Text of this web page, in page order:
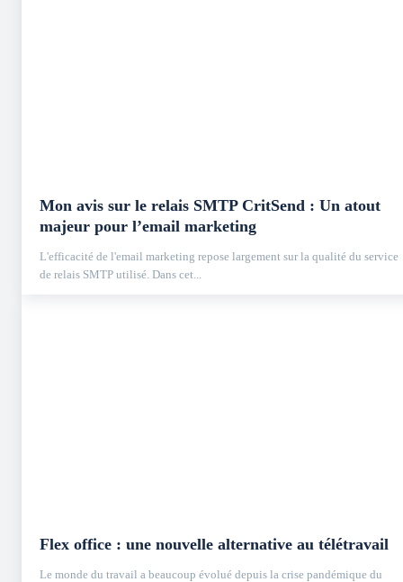
Mon avis sur le relais SMTP CritSend : Un atout
majeur pour l’email marketing
L'efficacité de l'email marketing repose largement sur la qualité du service
de relais SMTP utilisé. Dans cet...
Flex office : une nouvelle alternative au télétravail
Le monde du travail a beaucoup évolué depuis la crise pandémique du